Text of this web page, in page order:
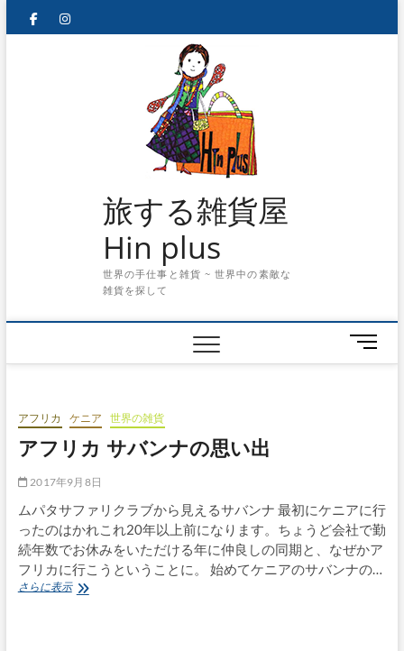
facebookinstagram
旅する雑貨屋
Hin plus
世界の手仕事と雑貨 ~ 世界中の素敵な
雑貨を探して
メ
ニ
アフリカ ケニア 世界の雑貨
アフリカ サバンナの思い出
2017年9月8日
ムパタサファリクラブから見えるサバンナ 最初にケニアに行
ったのはかれこれ20年以上前になります。ちょうど会社で勤
続年数でお休みをいただける年に仲良しの同期と、なぜかア
フリカに行こうということに。 始めてケニアのサバンナの…
さらに表示ア